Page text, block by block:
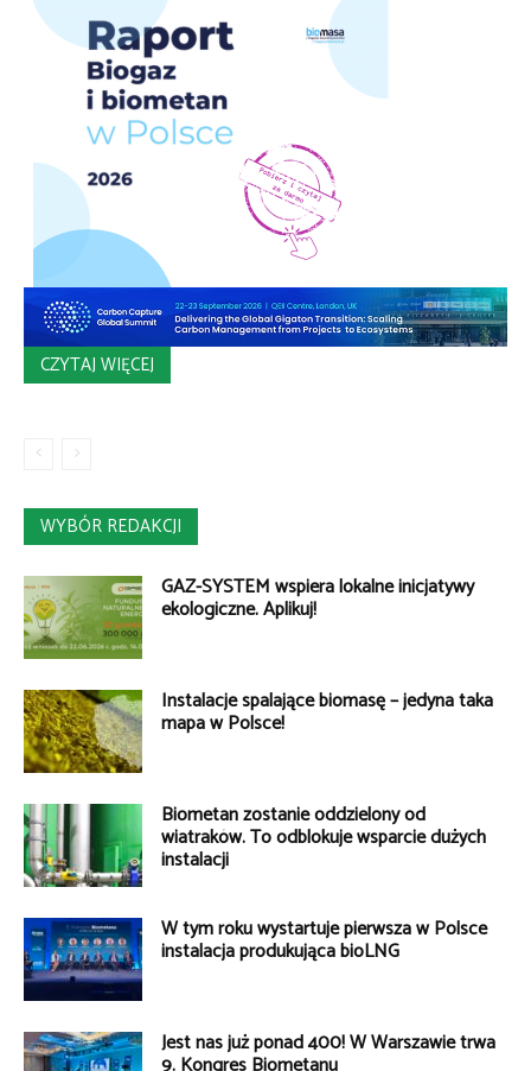
CZYTAJ WIĘCEJ
WYBÓR REDAKCJI
GAZ-SYSTEM wspiera lokalne inicjatywy
ekologiczne. Aplikuj!
Instalacje spalające biomasę – jedyna taka
mapa w Polsce!
Biometan zostanie oddzielony od
wiatraków. To odblokuje wsparcie dużych
instalacji
W tym roku wystartuje pierwsza w Polsce
instalacja produkująca bioLNG
Jest nas już ponad 400! W Warszawie trwa